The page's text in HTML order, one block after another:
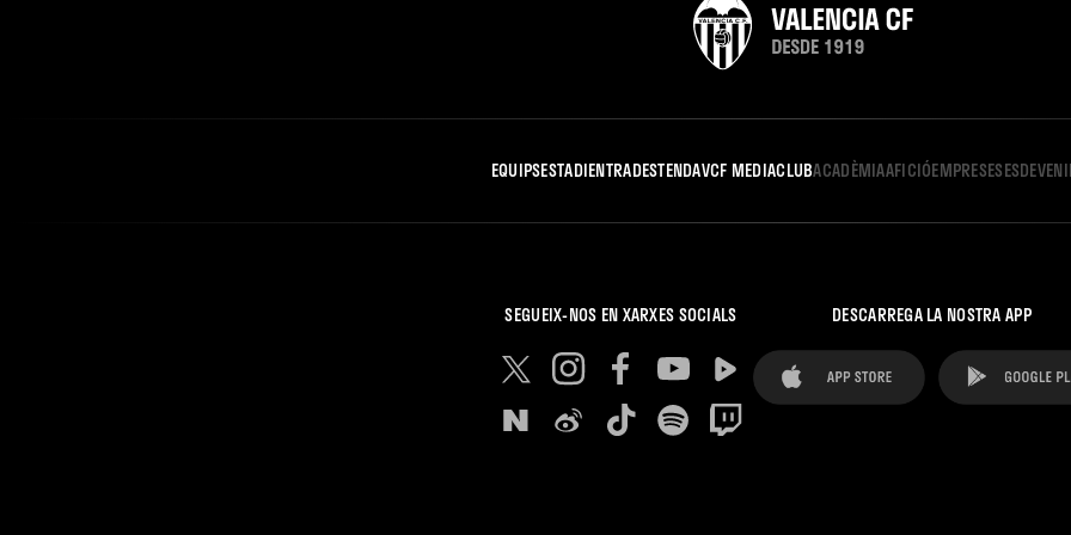
EQUIPSESTADIENTRADESTENDAVCF MEDIACLUBACADÈMIAAFICIÓEMPRESES
SEGUEIX-NOS EN XARXES SOCIALS DESCARREGA LA NOSTRA APP